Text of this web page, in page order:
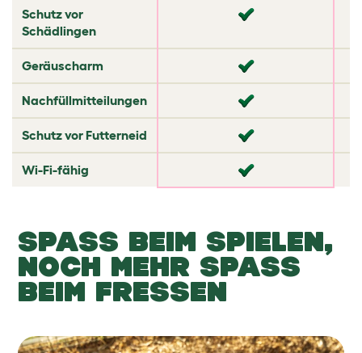
Schutz vor
Schädlingen
Geräuscharm
Nachfüllmitteilungen
Schutz vor Futterneid
Wi-Fi-fähig
✘
✔
✘
✘
✘
SPASS BEIM SPIELEN,
NOCH MEHR SPASS
BEIM FRESSEN